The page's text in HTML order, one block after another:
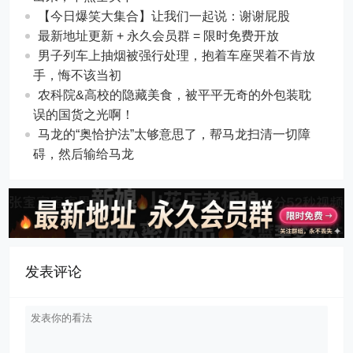
【今日爆笑大集合】让我们一起说：谢谢屁股
最新地址更新 + 永久会员群 = 限时免费开放
男子列车上抽烟被强行处理，抱着车座哭着不肯放
手，悔不该当初
农科院&高校的隐藏美食，被平平无奇的外包装耽
误的国货之光啊！
马龙的“奥恰护法”太够意思了，帮马龙扫清一切障
碍，然后输给马龙
发表评论